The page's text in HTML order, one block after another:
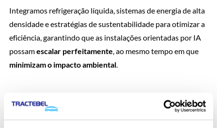
Integramos refrigeração líquida, sistemas de energia de alta
densidade e estratégias de sustentabilidade para otimizar a
eficiência, garantindo que as instalações orientadas por IA
possamescalar perfeitamente, ao mesmo tempo em que
minimizam o impacto ambiental.